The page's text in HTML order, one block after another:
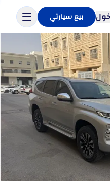
بيع سيارتي